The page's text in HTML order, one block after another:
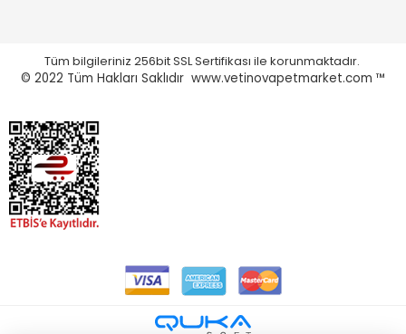
Tüm bilgileriniz 256bit SSL Sertifikası ile korunmaktadır.
© 2022 Tüm Hakları Saklıdır www.vetinovapetmarket.com ™